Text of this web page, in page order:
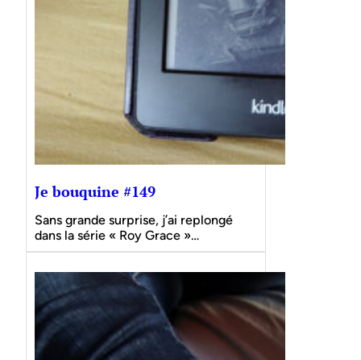
Je bouquine #149
Sans grande surprise, j’ai replongé
dans la série « Roy Grace »…